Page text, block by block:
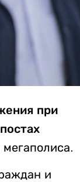
при
и